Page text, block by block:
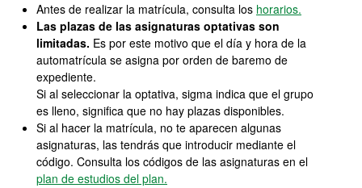
Antes de realizar la matrícula, consulta los horarios.
Las plazas de las asignaturas optativas son
limitadas. Es por este motivo que el día y hora de la
automatrícula se asigna por orden de baremo de
expediente.
Si al seleccionar la optativa, sigma indica que el grupo
es lleno, significa que no hay plazas disponibles.
Si al hacer la matrícula, no te aparecen algunas
asignaturas, las tendrás que introducir mediante el
código. Consulta los códigos de las asignaturas en el
plan de estudios del plan.